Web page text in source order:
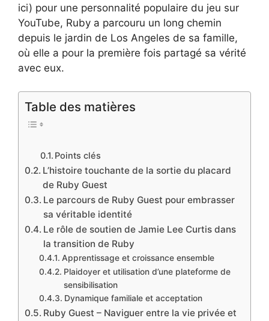
ici) pour une personnalité populaire du jeu sur
YouTube, Ruby a parcouru un long chemin
depuis le jardin de Los Angeles de sa famille,
où elle a pour la première fois partagé sa vérité
avec eux.
Table des matières
Points clés
L’histoire touchante de la sortie du placard
de Ruby Guest
Le parcours de Ruby Guest pour embrasser
sa véritable identité
Le rôle de soutien de Jamie Lee Curtis dans
la transition de Ruby
Apprentissage et croissance ensemble
Plaidoyer et utilisation d’une plateforme de
sensibilisation
Dynamique familiale et acceptation
Ruby Guest – Naviguer entre la vie privée et